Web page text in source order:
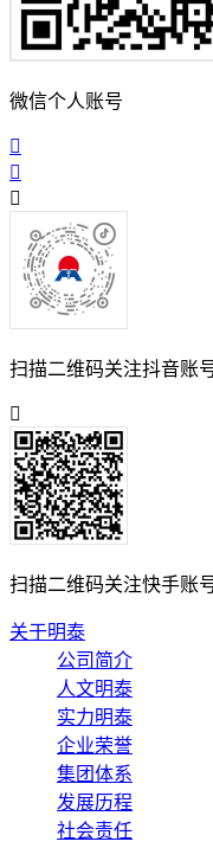
微信个人账号
扫描二维码关注抖音账
扫描二维码关注快手账
关于明泰
公司简介
人文明泰
实力明泰
企业荣誉
集团体系
发展历程
社会责任